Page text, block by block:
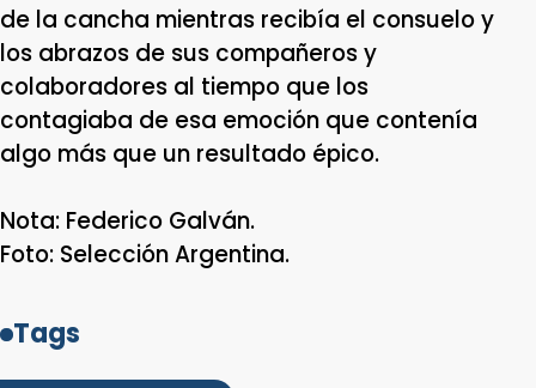
de la cancha mientras recibía el consuelo y
los abrazos de sus compañeros y
colaboradores al tiempo que los
contagiaba de esa emoción que contenía
algo más que un resultado épico.
Nota: Federico Galván.
Foto: Selección Argentina.
Tags